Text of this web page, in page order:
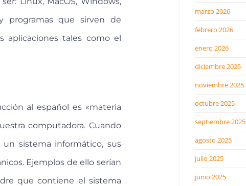
programas que sirven de
aplicaciones tales como el
al español es «materia
computadora. Cuando
sistema informático, sus
Ejemplos de ello serían
que contiene el sistema
marzo 2026
febrero 2026
enero 2026
diciembre 2025
noviembre 2025
octubre 2025
septiembre 2025
agosto 2025
julio 2025
junio 2025